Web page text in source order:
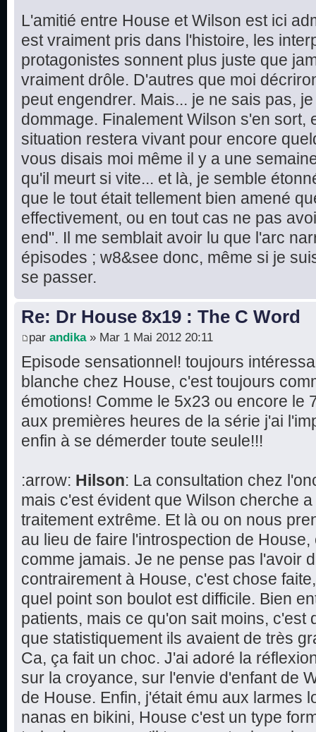
L'amitié entre House et Wilson est ici
est vraiment pris dans l'histoire, les
protagonistes sonnent plus juste que
vraiment drôle. D'autres que moi
peut engendrer. Mais... je ne sais pas,
dommage. Finalement Wilson s'en sort,
situation restera vivant pour encore
vous disais moi même il y a une
qu'il meurt si vite... et là, je semble
que le tout était tellement bien amené
effectivement, ou en tout cas ne pas
end". Il me semblait avoir lu que l'arc
épisodes ; w8&see donc, même si je
se passer.
Re: Dr House 8x19 : The C Word
par andika» Mar 1 Mai 2012 20:11
Episode sensationnel! toujours
blanche chez House, c'est toujours
émotions! Comme le 5x23 ou encore le
aux premières heures de la série j'ai
enfin à se démerder toute seule!!!
:arrow: Hilson: La consultation chez
mais c'est évident que Wilson cherche
traitement extrême. Et là ou on nous
au lieu de faire l'introspection de
comme jamais. Je ne pense pas l'avoir
contrairement à House, c'est chose
quel point son boulot est difficile. Bien
patients, mais ce qu'on sait moins, c'est
que statistiquement ils avaient de très
Ca, ça fait un choc. J'ai adoré la
sur la croyance, sur l'envie d'enfant de
de House. Enfin, j'était ému aux larmes
nanas en bikini, House c'est un type